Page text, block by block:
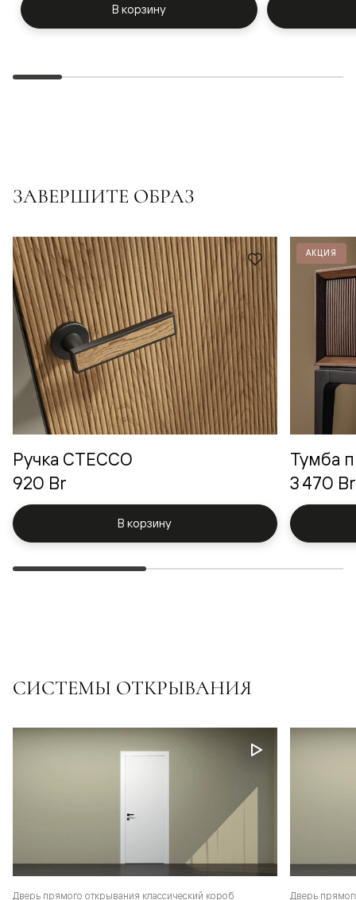
В корзину
ЗАВЕРШИТЕ ОБРАЗ
Ручка СТЕССО
920 Br
В корзину
АКЦИЯ
Тумба
3 470 Br
СИСТЕМЫ ОТКРЫВАНИЯ
Дверь прямого открывания классический короб Дверь